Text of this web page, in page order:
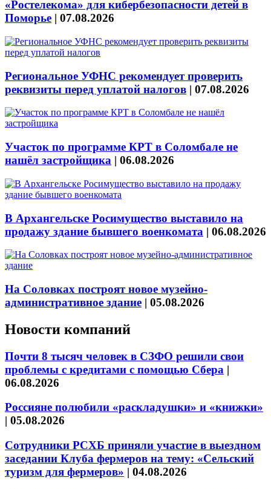
«Ростелекома» для кибербезопасности детей в
Поморье | 07.08.2026
Региональное УФНС рекомендует проверить
реквизиты перед уплатой налогов | 07.08.2026
Участок по программе КРТ в Соломбале не
нашёл застройщика | 06.08.2026
В Архангельске Росимущество выставило на
продажу здание бывшего военкомата | 06.08.2026
На Соловках построят новое музейно-
административное здание | 05.08.2026
Новости компаний
Почти 8 тысяч человек в СЗФО решили свои
проблемы с кредитами с помощью Сбера |
06.08.2026
Россияне полюбили «раскладушки» и «книжки»
| 05.08.2026
Сотрудники РСХБ приняли участие в выездном
заседании Клуба фермеров на тему: «Сельский
туризм для фермеров» | 04.08.2026